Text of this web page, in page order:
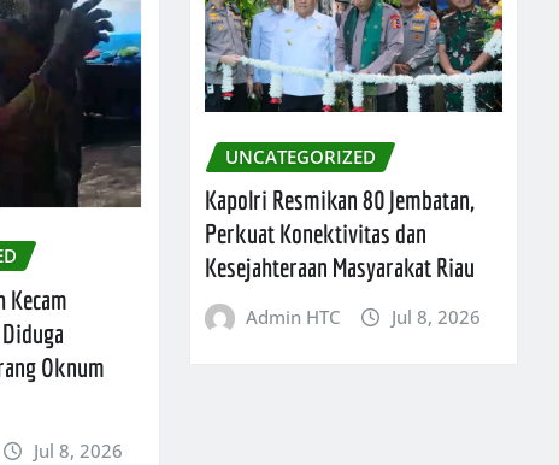
Kecam
Oknum
Jul 8, 2026
UNCATEGORIZED
Kapolri Resmikan 80 Jembatan,
Perkuat Konektivitas dan
Kesejahteraan Masyarakat Riau
Admin HTC Jul 8, 2026